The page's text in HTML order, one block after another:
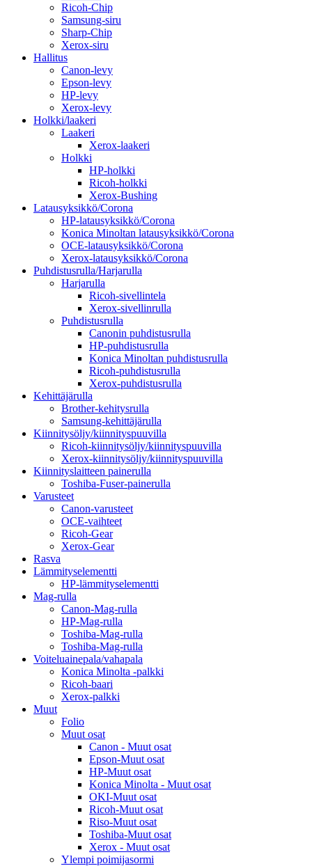
Ricoh-Chip
Samsung-siru
Sharp-Chip
Xerox-siru
Hallitus
Canon-levy
Epson-levy
HP-levy
Xerox-levy
Holkki/laakeri
Laakeri
Xerox-laakeri
Holkki
HP-holkki
Ricoh-holkki
Xerox-Bushing
Latausyksikkö/Corona
HP-latausyksikkö/Corona
Konica Minoltan latausyksikkö/Corona
OCE-latausyksikkö/Corona
Xerox-latausyksikkö/Corona
Puhdistusrulla/Harjarulla
Harjarulla
Ricoh-sivellintela
Xerox-sivellinrulla
Puhdistusrulla
Canonin puhdistusrulla
HP-puhdistusrulla
Konica Minoltan puhdistusrulla
Ricoh-puhdistusrulla
Xerox-puhdistusrulla
Kehittäjärulla
Brother-kehitysrulla
Samsung-kehittäjärulla
Kiinnitysöljy/kiinnityspuuvilla
Ricoh-kiinnitysöljy/kiinnityspuuvilla
Xerox-kiinnitysöljy/kiinnityspuuvilla
Kiinnityslaitteen painerulla
Toshiba-Fuser-painerulla
Varusteet
Canon-varusteet
OCE-vaihteet
Ricoh-Gear
Xerox-Gear
Rasva
Lämmityselementti
HP-lämmityselementti
Mag-rulla
Canon-Mag-rulla
HP-Mag-rulla
Toshiba-Mag-rulla
Toshiba-Mag-rulla
Voiteluainepala/vahapala
Konica Minolta -palkki
Ricoh-baari
Xerox-palkki
Muut
Folio
Muut osat
Canon - Muut osat
Epson-Muut osat
HP-Muut osat
Konica Minolta - Muut osat
OKI-Muut osat
Ricoh-Muut osat
Riso-Muut osat
Toshiba-Muut osat
Xerox - Muut osat
Ylempi poimijasormi